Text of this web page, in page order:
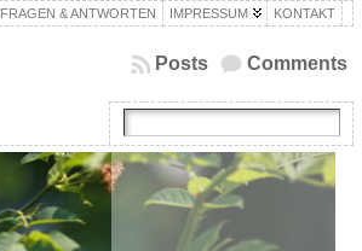
FRAGEN & ANTWORTEN IMPRESSUM KONTAKT
Comments
Posts